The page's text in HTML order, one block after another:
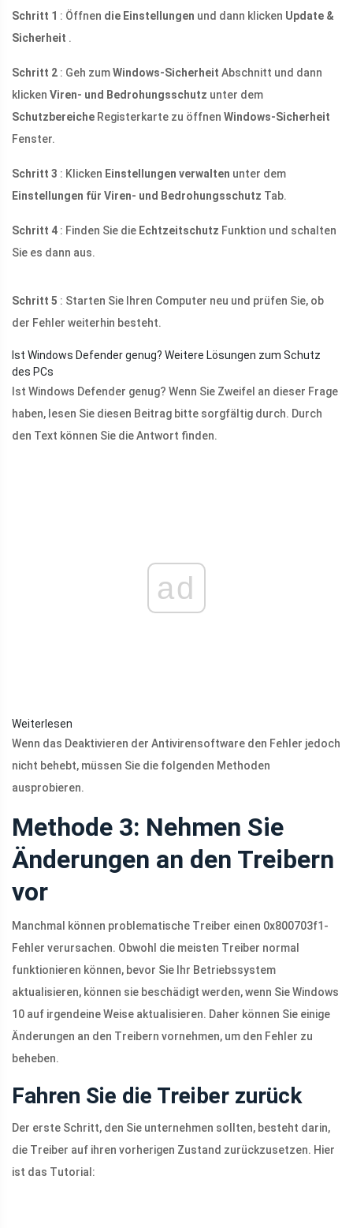
Schritt 1 : Öffnen die Einstellungen und dann klicken Update &
Sicherheit .
Schritt 2 : Geh zumWindows-Sicherheit Abschnitt und dann
klicken Viren- und Bedrohungsschutz unter dem
Schutzbereiche Registerkarte zu öffnen Windows-Sicherheit
Fenster.
Schritt 3 : Klicken Einstellungen verwalten unter dem
Einstellungen für Viren- und Bedrohungsschutz Tab.
Schritt 4 : Finden Sie die Echtzeitschutz Funktion und schalten
Sie es dann aus.
Schritt 5 : Starten Sie Ihren Computer neu und prüfen Sie, ob
der Fehler weiterhin besteht.
Ist Windows Defender genug? Weitere Lösungen zum Schutz
des PCs
Ist Windows Defender genug? Wenn Sie Zweifel an dieser Frage
haben, lesen Sie diesen Beitrag bitte sorgfältig durch. Durch
den Text können Sie die Antwort finden.
ad
Weiterlesen
Wenn das Deaktivieren der Antivirensoftware den Fehler jedoch
nicht behebt, müssen Sie die folgenden Methoden
ausprobieren.
Methode 3: Nehmen Sie
Änderungen an den Treibern
vor
Manchmal können problematische Treiber einen 0x800703f1-
Fehler verursachen. Obwohl die meisten Treiber normal
funktionieren können, bevor Sie Ihr Betriebssystem
aktualisieren, können sie beschädigt werden, wenn Sie Windows
10 auf irgendeine Weise aktualisieren. Daher können Sie einige
Änderungen an den Treibern vornehmen, um den Fehler zu
beheben.
Fahren Sie die Treiber zurück
Der erste Schritt, den Sie unternehmen sollten, besteht darin,
die Treiber auf ihren vorherigen Zustand zurückzusetzen. Hier
ist das Tutorial: